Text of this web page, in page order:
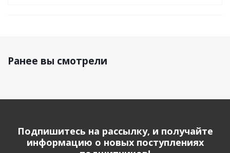
Ранее вы смотрели
Подпишитесь на рассылку, и получайте
информацию о новых поступлениях